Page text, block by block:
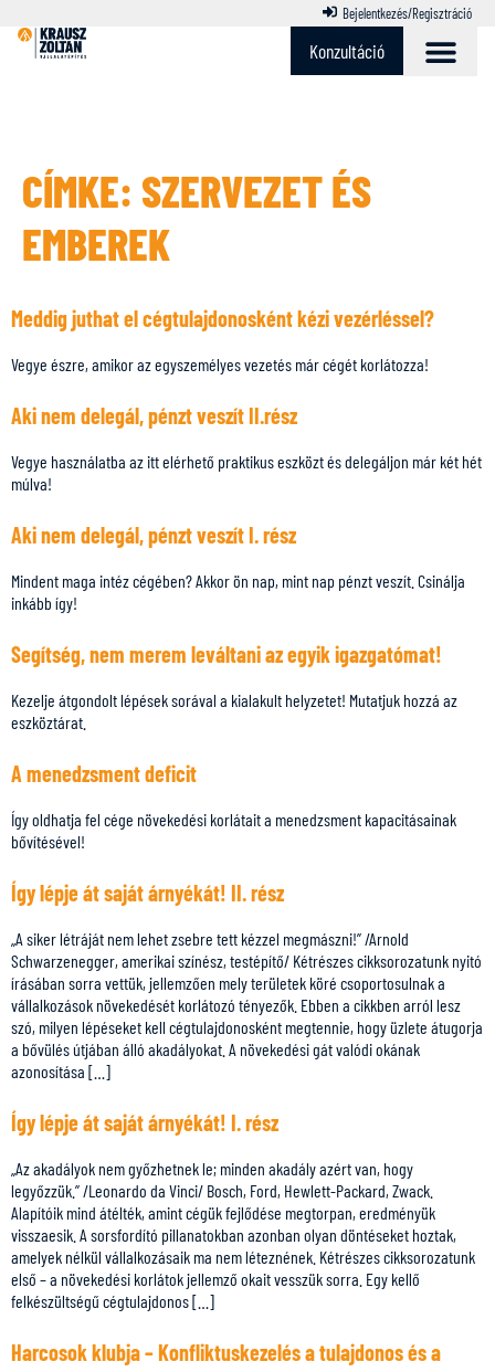
Bejelentkezés/Regisztráció
Konzultáció
CÍMKE: SZERVEZET ÉS
EMBEREK
Meddig juthat el cégtulajdonosként kézi vezérléssel?
Vegye észre, amikor az egyszemélyes vezetés már cégét korlátozza!
Aki nem delegál, pénzt veszít II.rész
Vegye használatba az itt elérhető praktikus eszközt és delegáljon már két hét
múlva!
Aki nem delegál, pénzt veszít I. rész
Mindent maga intéz cégében? Akkor ön nap, mint nap pénzt veszít. Csinálja
inkább így!
Segítség, nem merem leváltani az egyik igazgatómat!
Kezelje átgondolt lépések sorával a kialakult helyzetet! Mutatjuk hozzá az
eszköztárat.
A menedzsment deficit
Így oldhatja fel cége növekedési korlátait a menedzsment kapacitásainak
bővítésével!
Így lépje át saját árnyékát! II. rész
„A siker létráját nem lehet zsebre tett kézzel megmászni!” /Arnold
Schwarzenegger, amerikai színész, testépítő/ Kétrészes cikksorozatunk nyitó
írásában sorra vettük, jellemzően mely területek köré csoportosulnak a
vállalkozások növekedését korlátozó tényezők. Ebben a cikkben arról lesz
szó, milyen lépéseket kell cégtulajdonosként megtennie, hogy üzlete átugorja
a bővülés útjában álló akadályokat. A növekedési gát valódi okának
azonosítása […]
Így lépje át saját árnyékát! I. rész
„Az akadályok nem győzhetnek le; minden akadály azért van, hogy
legyőzzük.” /Leonardo da Vinci/ Bosch, Ford, Hewlett-Packard, Zwack.
Alapítóik mind átélték, amint cégük fejlődése megtorpan, eredményük
visszaesik. A sorsfordító pillanatokban azonban olyan döntéseket hoztak,
amelyek nélkül vállalkozásaik ma nem léteznének. Kétrészes cikksorozatunk
első – a növekedési korlátok jellemző okait vesszük sorra. Egy kellő
felkészültségű cégtulajdonos […]
Harcosok klubja – Konfliktuskezelés a tulajdonos és a